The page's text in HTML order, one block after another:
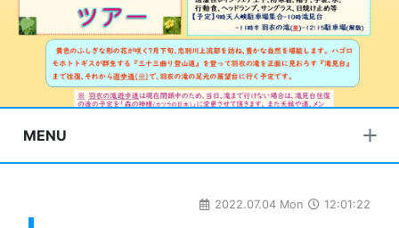
MENU
2022.07.04 Mon 12:01:22